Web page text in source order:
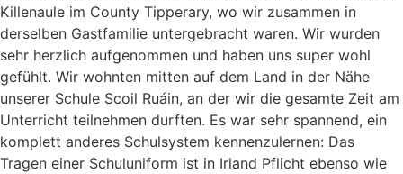
Killenaule im County Tipperary, wo wir zusammen in
derselben Gastfamilie untergebracht waren. Wir wurden
sehr herzlich aufgenommen und haben uns super wohl
gefühlt. Wir wohnten mitten auf dem Land in der Nähe
unserer Schule Scoil Ruáin, an der wir die gesamte Zeit am
Unterricht teilnehmen durften. Es war sehr spannend, ein
komplett anderes Schulsystem kennenzulernen: Das
Tragen einer Schuluniform ist in Irland Pflicht ebenso wie